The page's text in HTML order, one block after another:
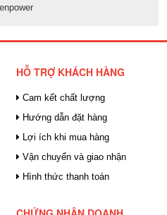
HỖ TRỢ KHÁCH HÀNG
Cam kết chất lượng
Hướng dẫn đặt hàng
Lợi ích khi mua hàng
Vận chuyển và giao nhận
Hình thức thanh toán